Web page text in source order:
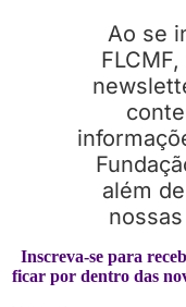
Inscreva-se para
ficar por dentro das
Ao se
além